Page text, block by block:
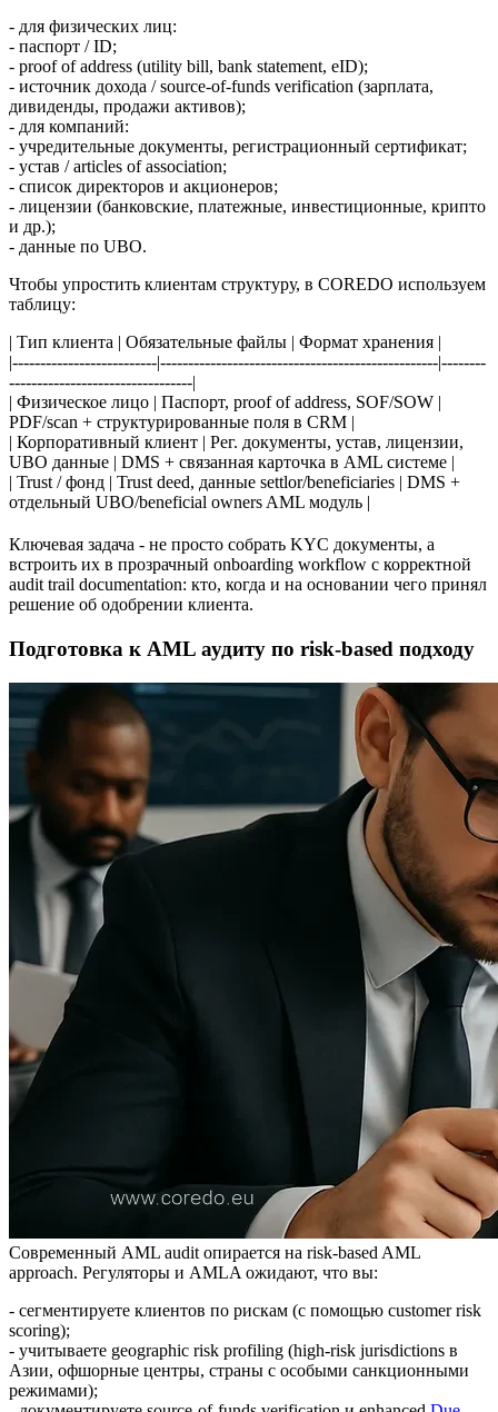
- для физических лиц:
- паспорт / ID;
- proof of address (utility bill, bank statement, eID);
- источник дохода / source-of-funds verification (зарплата,
дивиденды, продажи активов);
- для компаний:
- учредительные документы, регистрационный сертификат;
- устав / articles of association;
- список директоров и акционеров;
- лицензии (банковские, платежные, инвестиционные, крипто
и др.);
- данные по UBO.
Чтобы упростить клиентам структуру, в COREDO используем
таблицу:
| Тип клиента | Обязательные файлы | Формат хранения |
|--------------------------|--------------------------------------------------|--------
---------------------------------|
| Физическое лицо | Паспорт, proof of address, SOF/SOW |
PDF/scan + структурированные поля в CRM |
| Корпоративный клиент | Рег. документы, устав, лицензии,
UBO данные | DMS + связанная карточка в AML системе |
| Trust / фонд | Trust deed, данные settlor/beneficiaries | DMS +
отдельный UBO/beneficial owners AML модуль |
Ключевая задача - не просто собрать KYC документы, а
встроить их в прозрачный onboarding workflow с корректной
audit trail documentation: кто, когда и на основании чего принял
решение об одобрении клиента.
Подготовка к AML аудиту по risk-based подходу
Современный AML audit опирается на risk-based AML
approach. Регуляторы и AMLA ожидают, что вы:
- сегментируете клиентов по рискам (с помощью customer risk
scoring);
- учитываете geographic risk profiling (high-risk jurisdictions в
Азии, офшорные центры, страны с особыми санкционными
режимами);